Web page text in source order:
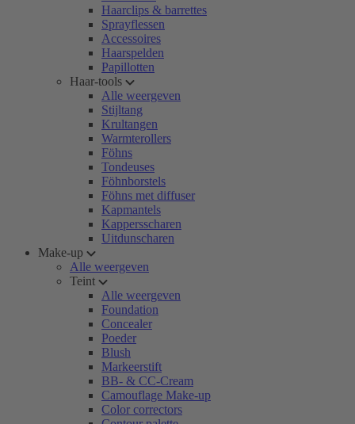
Haarclips & barrettes
Sprayflessen
Accessoires
Haarspelden
Papillotten
Haar-tools
Alle weergeven
Stijltang
Krultangen
Warmterollers
Föhns
Tondeuses
Föhnborstels
Föhns met diffuser
Kapmantels
Kappersscharen
Uitdunscharen
Make-up
Alle weergeven
Teint
Alle weergeven
Foundation
Concealer
Poeder
Blush
Markeerstift
BB- & CC-Cream
Camouflage Make-up
Color correctors